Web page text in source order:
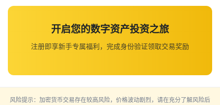
开启您的数字资产投资之旅
注册即享新手专属福利，完成身份验证领取交易奖励
风险提示：加密货币交易存在较高风险，价格波动剧烈，请在充分了解风险后